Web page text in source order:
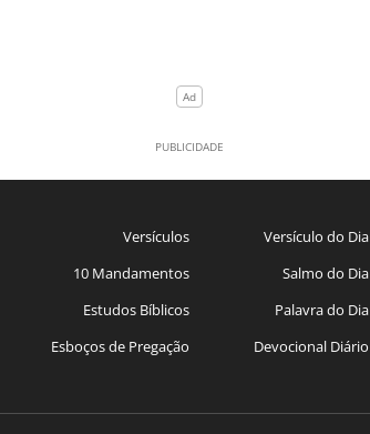
Versículos
10 Mandamentos
Estudos Bíblicos
Esboços de Pregação
Versículo do Dia
Salmo do Dia
Palavra do Dia
Devocional Diário